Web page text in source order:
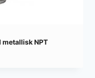
NPT